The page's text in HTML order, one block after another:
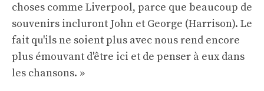
choses comme Liverpool, parce que beaucoup de
souvenirs incluront John et George (Harrison). Le
fait qu'ils ne soient plus avec nous rend encore
plus émouvant d'être ici et de penser à eux dans
les chansons. »